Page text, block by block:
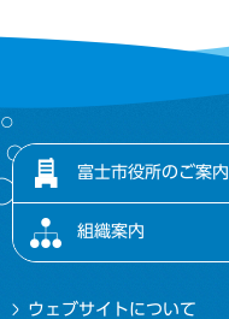
富士市役所のご案内
組織案内
ウェブサイトについて